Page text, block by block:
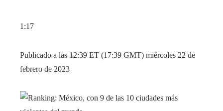
1:17
Publicado a las 12:39 ET (17:39 GMT) miércoles 22 de
febrero de 2023